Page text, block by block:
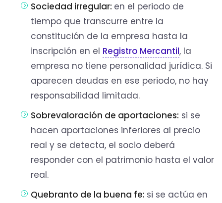
Sociedad irregular: en el periodo de
tiempo que transcurre entre la
constitución de la empresa hasta la
inscripción en el Registro Mercantil, la
empresa no tiene personalidad jurídica. Si
aparecen deudas en ese periodo, no hay
responsabilidad limitada.
Sobrevaloración de aportaciones: si se
hacen aportaciones inferiores al precio
real y se detecta, el socio deberá
responder con el patrimonio hasta el valor
real.
Quebranto de la buena fe: si se actúa en